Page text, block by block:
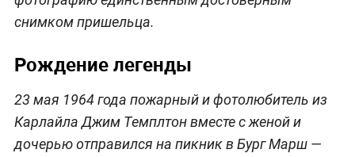
снимком пришельца.
Рождение легенды
23 мая 1964 года пожарный и фотолюбитель из
Карлайла Джим Темплтон вместе с женой и
дочерью отправился на пикник в Бург Марш —